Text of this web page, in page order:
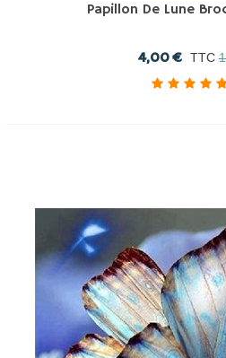
Papillon De Lune
4,00 € TTC